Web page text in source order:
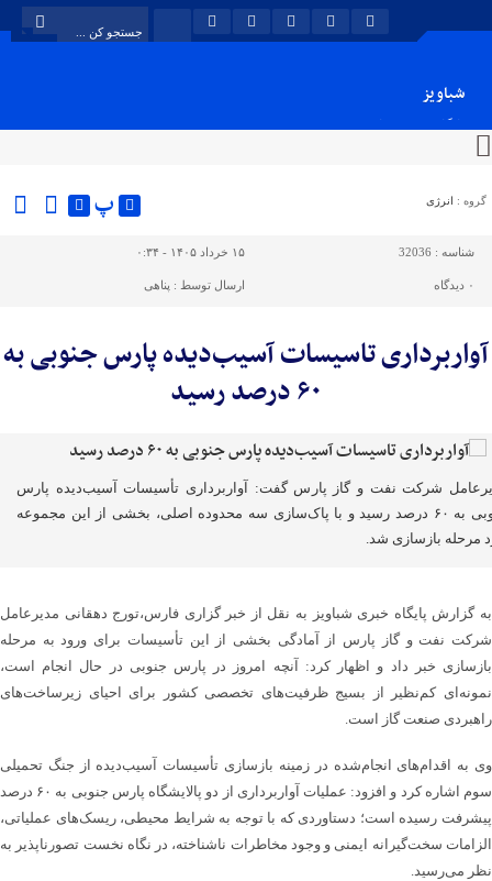
شباویز
گروه : انرژی پ
شناسه : 32036 ۱۵ خرداد ۱۴۰۵ - ۰:۳۴
۰ دیدگاه ارسال توسط : پناهی
آواربرداری تاسیسات آسیب‌دیده پارس جنوبی به
۶۰ درصد رسید
شرکت نفت و گاز پارس گفت: آواربرداری تأسیسات آسیب‌دیده پارس
جنوبی به ۶۰ درصد رسید و با پاک‌سازی سه محدوده اصلی، بخشی از این مجموعه
مرحله بازسازی شد.
به گزارش پایگاه خبری شباویز به نقل از خبر گزاری فارس،تورج دهقانی مدیرعامل
شرکت نفت و گاز پارس از آمادگی بخشی از این تأسیسات برای ورود به مرحله
بازسازی خبر داد و اظهار کرد: آنچه امروز در پارس جنوبی در حال انجام است،
نمونه‌ای کم‌نظیر از بسیج ظرفیت‌های تخصصی کشور برای احیای زیرساخت‌های
راهبردی صنعت گاز است.
وی به اقدام‌های انجام‌شده در زمینه بازسازی تأسیسات آسیب‌دیده از جنگ تحمیلی
سوم اشاره کرد و افزود: عملیات آواربرداری از دو پالایشگاه پارس جنوبی به ۶۰ درصد
پیشرفت رسیده است؛ دستاوردی که با توجه به شرایط محیطی، ریسک‌های عملیاتی،
الزامات سخت‌گیرانه ایمنی و وجود مخاطرات ناشناخته، در نگاه نخست تصورناپذیر به
نظر می‌رسید.